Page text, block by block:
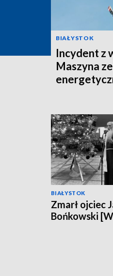
BIAŁYSTOK
Incydent z
Maszyna
BIAŁYSTOK
Zmarł ojciec
Bońkowski